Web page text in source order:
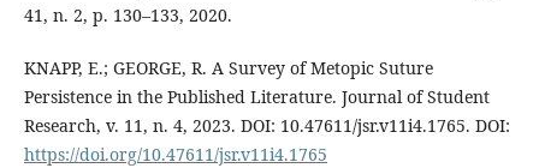
41, n. 2, p. 130–133, 2020.
KNAPP, E.; GEORGE, R. A Survey of Metopic Suture
Persistence in the Published Literature. Journal of Student
Research, v. 11, n. 4, 2023. DOI: 10.47611/jsr.v11i4.1765. DOI:
https://doi.org/10.47611/jsr.v11i4.1765